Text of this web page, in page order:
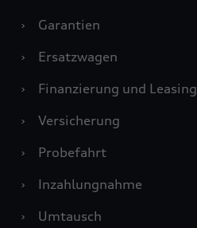
›
Garantien
›
Ersatzwagen
›
Finanzierung und Leasing
›
Versicherung
›
Probefahrt
›
Inzahlungnahme
›
Umtausch